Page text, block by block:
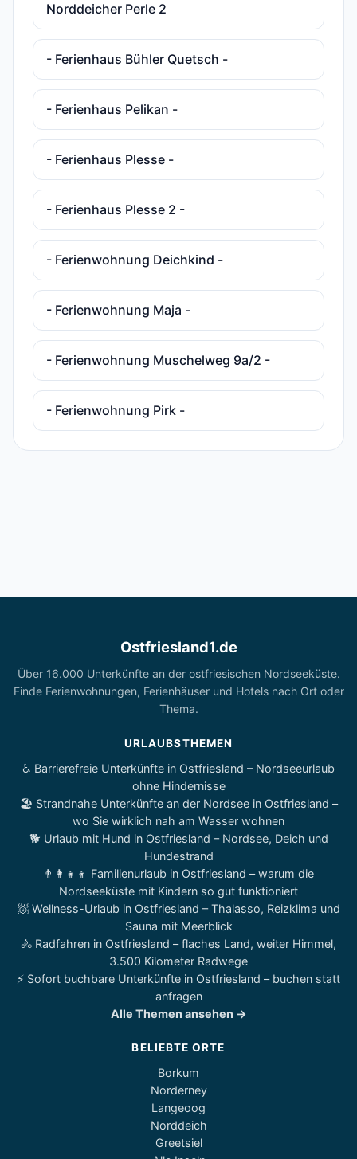
Norddeicher Perle 2
- Ferienhaus Bühler Quetsch -
- Ferienhaus Pelikan -
- Ferienhaus Plesse -
- Ferienhaus Plesse 2 -
- Ferienwohnung Deichkind -
- Ferienwohnung Maja -
- Ferienwohnung Muschelweg 9a/2 -
- Ferienwohnung Pirk -
Ostfriesland1.de
Über 16.000 Unterkünfte an der ostfriesischen Nordseeküste.
Finde Ferienwohnungen, Ferienhäuser und Hotels nach Ort oder
Thema.
URLAUBSTHEMEN
♿ Barrierefreie Unterkünfte in Ostfriesland – Nordseeurlaub
ohne Hindernisse
🏖️ Strandnahe Unterkünfte an der Nordsee in Ostfriesland –
wo Sie wirklich nah am Wasser wohnen
🐕 Urlaub mit Hund in Ostfriesland – Nordsee, Deich und
Hundestrand
👨‍👩‍👧‍👦 Familienurlaub in Ostfriesland – warum die
Nordseeküste mit Kindern so gut funktioniert
🧖 Wellness-Urlaub in Ostfriesland – Thalasso, Reizklima und
Sauna mit Meerblick
🚴 Radfahren in Ostfriesland – flaches Land, weiter Himmel,
3.500 Kilometer Radwege
⚡ Sofort buchbare Unterkünfte in Ostfriesland – buchen statt
anfragen
Alle Themen ansehen →
BELIEBTE ORTE
Borkum
Norderney
Langeoog
Norddeich
Greetsiel